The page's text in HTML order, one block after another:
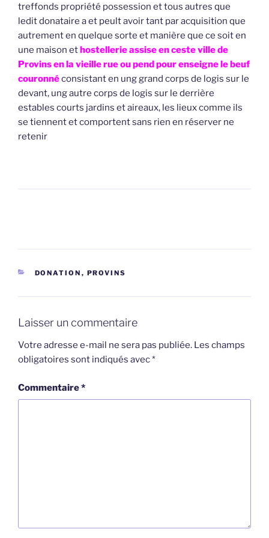
treffonds propriété possession et tous autres que
ledit donataire a et peult avoir tant par acquisition que
autrement en quelque sorte et manière que ce soit en
une maison ethostellerie assise en ceste ville de
Provins en la vieille rue ou pend pour enseigne le beuf
couronnéconsistant en ung grand corps de logis sur le
devant, ung autre corps de logis sur le derrière
estables courts jardins et aireaux, les lieux comme ils
se tiennent et comportent sans rien en réserver ne
retenir
CATÉGORIES
DONATION , PROVINS
Laisser un commentaire
Votre adresse e-mail ne sera pas publiée. Les champs
obligatoires sont indiqués avec*
Commentaire*